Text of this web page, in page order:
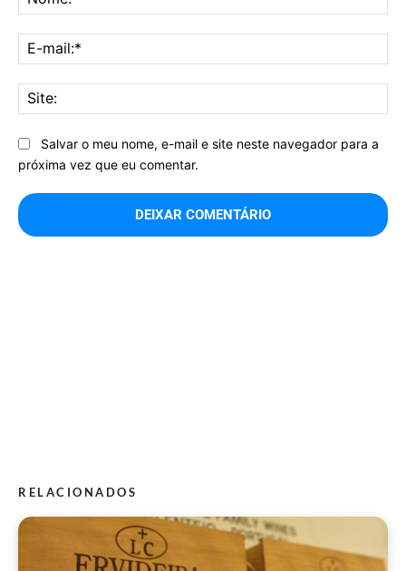
Salvar o meu nome, e-mail e site neste navegador para a
próxima vez que eu comentar.
RELACIONADOS